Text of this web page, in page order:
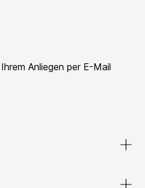
Anliegen per E-Mail